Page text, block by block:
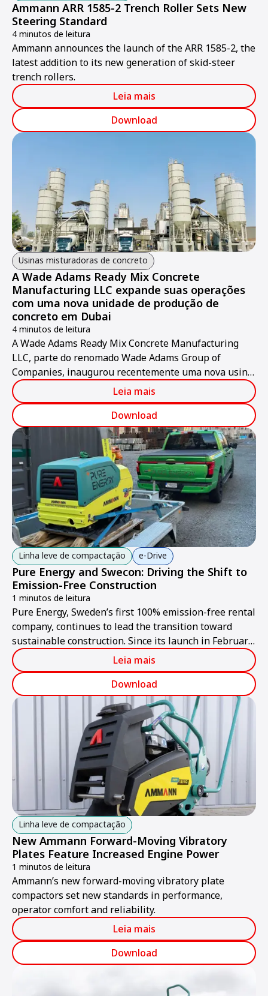
Ammann ARR 1585-2 Trench Roller Sets New
Steering Standard
4 minutos de leitura
Ammann announces the launch of the ARR 1585-2, the
latest addition to its new generation of skid-steer
trench rollers.
Leia mais
Download
Usinas misturadoras de concreto
A Wade Adams Ready Mix Concrete
Manufacturing LLC expande suas operações
com uma nova unidade de produção de
concreto em Dubai
4 minutos de leitura
A Wade Adams Ready Mix Concrete Manufacturing
LLC, parte do renomado Wade Adams Group of
Companies, inaugurou recentemente uma nova usina
de concreto de última geração em Jabel Ali, Dubai.
Leia mais
Download
Linha leve de compactação e-Drive
Pure Energy and Swecon: Driving the Shift to
Emission-Free Construction
1 minutos de leitura
Pure Energy, Sweden’s first 100% emission-free rental
company, continues to lead the transition toward
sustainable construction. Since its launch in February
2024, the company has offered only electric machines
and tools for rent.
Leia mais
Download
Linha leve de compactação
New Ammann Forward-Moving Vibratory
Plates Feature Increased Engine Power
1 minutos de leitura
Ammann’s new forward-moving vibratory plate
compactors set new standards in performance,
operator comfort and reliability.
Leia mais
Download